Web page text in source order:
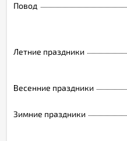
Повод
Летние праздники
Весенние праздники
Зимние праздники